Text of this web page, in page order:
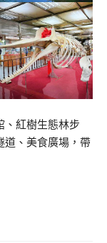
、紅樹生態林步
道、美食廣場，帶